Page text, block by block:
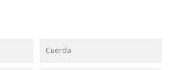
Cuerda